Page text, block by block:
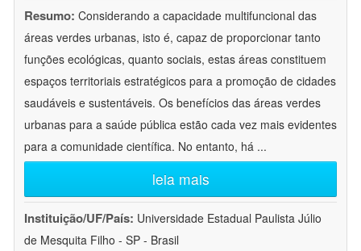
Resumo: Considerando a capacidade multifuncional das
áreas verdes urbanas, isto é, capaz de proporcionar tanto
funções ecológicas, quanto sociais, estas áreas constituem
espaços territoriais estratégicos para a promoção de cidades
saudáveis e sustentáveis. Os benefícios das áreas verdes
urbanas para a saúde pública estão cada vez mais evidentes
para a comunidade científica. No entanto, há ...
leia mais
Instituição/UF/País: Universidade Estadual Paulista Júlio
de Mesquita Filho - SP - Brasil